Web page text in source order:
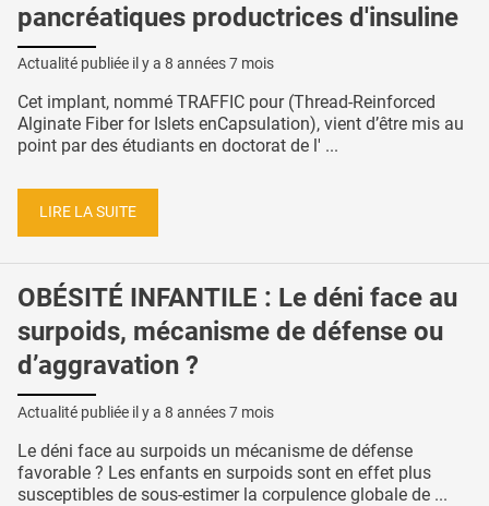
pancréatiques productrices d'insuline
Actualité publiée il y a 8 années 7 mois
Cet implant, nommé TRAFFIC pour (Thread-Reinforced
Alginate Fiber for Islets enCapsulation), vient d’être mis au
point par des étudiants en doctorat de l' ...
LIRE LA SUITE
OBÉSITÉ INFANTILE : Le déni face au
surpoids, mécanisme de défense ou
d’aggravation ?
Actualité publiée il y a 8 années 7 mois
Le déni face au surpoids un mécanisme de défense
favorable ? Les enfants en surpoids sont en effet plus
susceptibles de sous-estimer la corpulence globale de ...